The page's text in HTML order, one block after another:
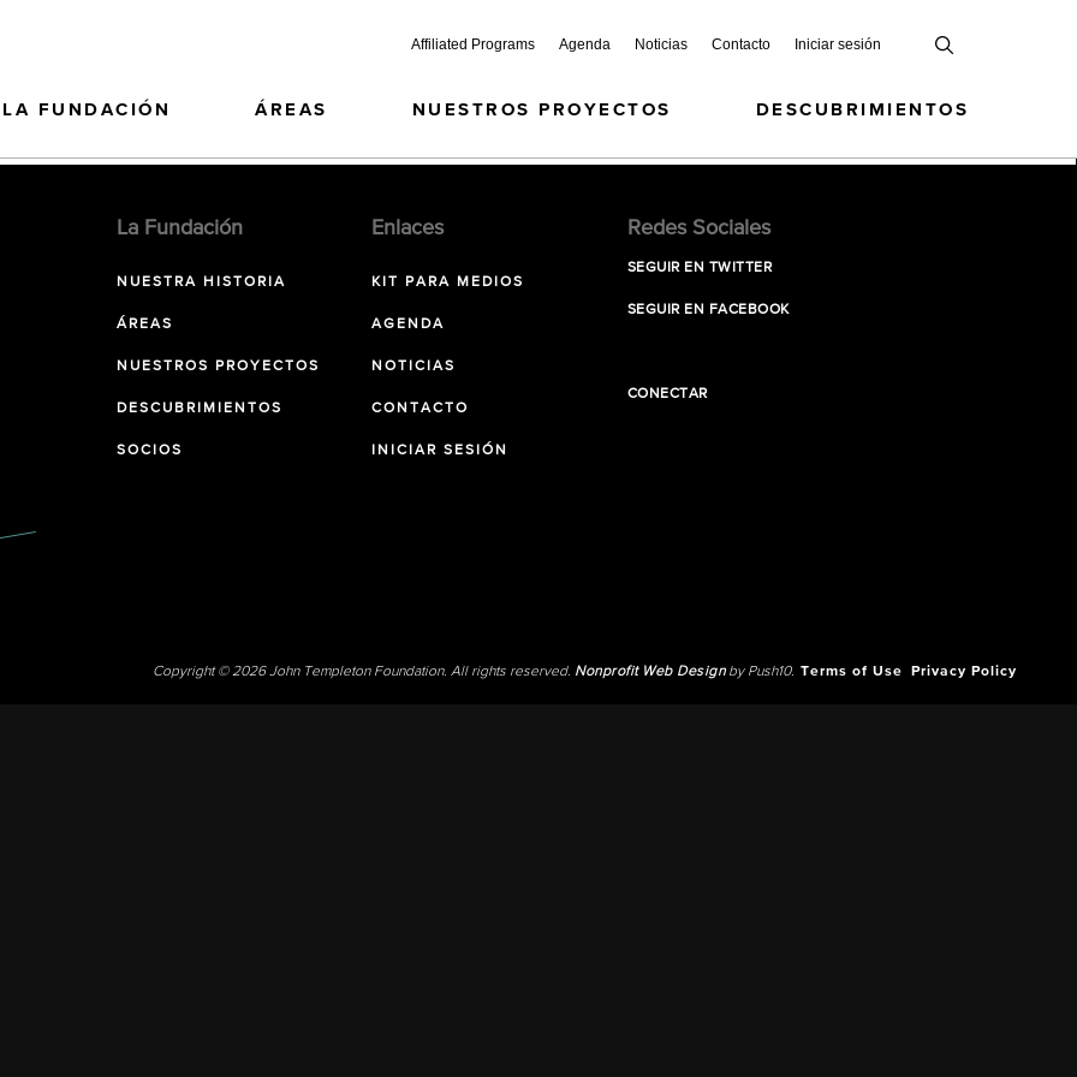
Affiliated Programs Agenda Noticias Contacto Iniciar sesión
LA FUNDACIÓN ÁREAS NUESTROS PROYECTOS DESCUBRIMIENTOS
La Fundación
NUESTRA HISTORIA
ÁREAS
NUESTROS PROYECTOS
DESCUBRIMIENTOS
SOCIOS
Enlaces
KIT PARA MEDIOS
AGENDA
NOTICIAS
CONTACTO
INICIAR SESIÓN
Redes Sociales
SEGUIR EN TWITTER
SEGUIR EN FACEBOOK
CONECTAR
Copyright © 2026 John Templeton Foundation. All rights reserved. Nonprofit Web Designby Push10. Terms of Use Privacy Policy